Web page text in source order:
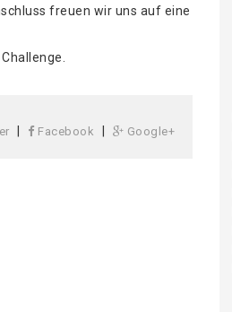
freuen wir uns auf eine
Facebook Google+